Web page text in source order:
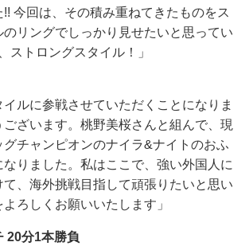
今回は、その積み重ねてきたものをス
のリングでしっかり見せたいと思ってい
トロングスタイル！」
イルに参戦させていただくことになりま
ございます。桃野美桜さんと組んで、現
チャンピオンのナイラ&ナイトのおふ
りました。私はここで、強い外国人に
、海外挑戦目指して頑張りたいと思い
ろしくお願いいたします」
20分1本勝負